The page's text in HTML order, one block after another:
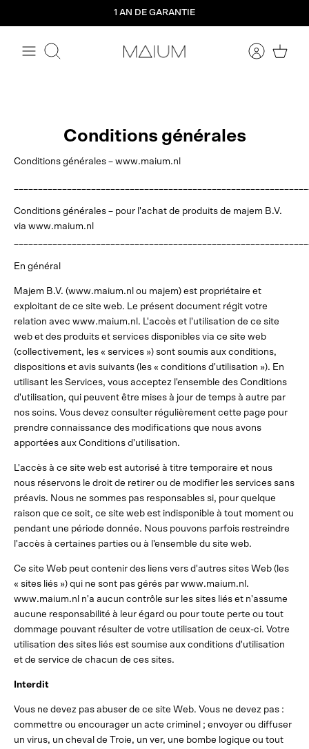
contenu
1 AN DE GARANTIE
Rechercher
Conditions générales
Conditions générales – www.maium.nl
Conditions générales – pour l'achat de produits de majem B.V.
via www.maium.nl
En général
Majem B.V. (www.maium.nl ou majem) est propriétaire et
exploitant de ce site web. Le présent document régit votre
relation avec www.maium.nl. L'accès et l'utilisation de ce site
web et des produits et services disponibles via ce site web
(collectivement, les « services ») sont soumis aux conditions,
dispositions et avis suivants (les « conditions d'utilisation »). En
utilisant les Services, vous acceptez l'ensemble des Conditions
d'utilisation, qui peuvent être mises à jour de temps à autre par
nos soins. Vous devez consulter régulièrement cette page pour
prendre connaissance des modifications que nous avons
apportées aux Conditions d'utilisation.
L'accès à ce site web est autorisé à titre temporaire et nous
nous réservons le droit de retirer ou de modifier les services sans
préavis. Nous ne sommes pas responsables si, pour quelque
raison que ce soit, ce site web est indisponible à tout moment ou
pendant une période donnée. Nous pouvons parfois restreindre
l'accès à certaines parties ou à l'ensemble du site web.
Ce site Web peut contenir des liens vers d'autres sites Web (les
« sites liés ») qui ne sont pas gérés par www.maium.nl.
www.maium.nl n'a aucun contrôle sur les sites liés et n'assume
aucune responsabilité à leur égard ou pour toute perte ou tout
dommage pouvant résulter de votre utilisation de ceux-ci. Votre
utilisation des sites liés est soumise aux conditions d'utilisation
et de service de chacun de ces sites.
Interdit
Vous ne devez pas abuser de ce site Web. Vous ne devez pas :
commettre ou encourager un acte criminel ; envoyer ou diffuser
un virus, un cheval de Troie, un ver, une bombe logique ou tout